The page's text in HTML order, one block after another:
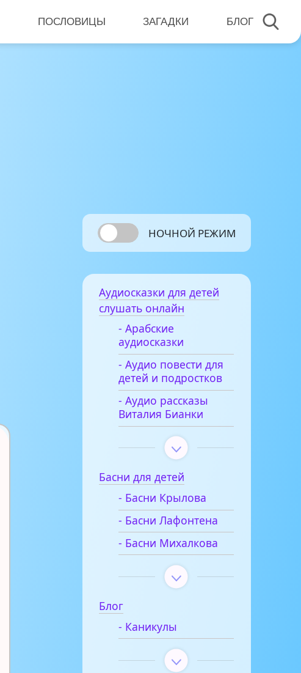
ПОСЛОВИЦЫ ЗАГАДКИ БЛОГ
НОЧНОЙ РЕЖИМ
Аудиосказки для детей
слушать онлайн
- Арабские
аудиосказки
- Аудио повести для
детей и подростков
- Аудио рассказы
Виталия Бианки
Басни для детей
- Басни Крылова
- Басни Лафонтена
- Басни Михалкова
Блог
- Каникулы